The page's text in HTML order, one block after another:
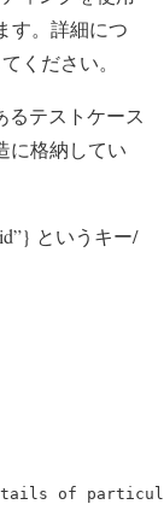
す。詳細につ
ください。
るテストケース
に格納してい
というキー/
of